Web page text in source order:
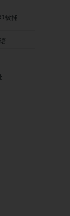
被捕